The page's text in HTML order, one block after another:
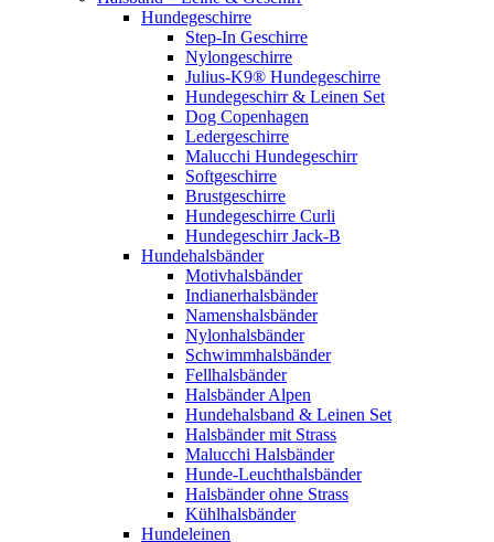
Hundegeschirre
Step-In Geschirre
Nylongeschirre
Julius-K9® Hundegeschirre
Hundegeschirr & Leinen Set
Dog Copenhagen
Ledergeschirre
Malucchi Hundegeschirr
Softgeschirre
Brustgeschirre
Hundegeschirre Curli
Hundegeschirr Jack-B
Hundehalsbänder
Motivhalsbänder
Indianerhalsbänder
Namenshalsbänder
Nylonhalsbänder
Schwimmhalsbänder
Fellhalsbänder
Halsbänder Alpen
Hundehalsband & Leinen Set
Halsbänder mit Strass
Malucchi Halsbänder
Hunde-Leuchthalsbänder
Halsbänder ohne Strass
Kühlhalsbänder
Hundeleinen